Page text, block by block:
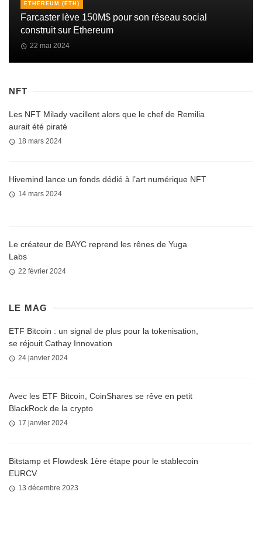
ETHEREUM (ETH)
Farcaster lève 150M$ pour son réseau social
construit sur Ethereum
22 mai 2024
NFT
Les NFT Milady vacillent alors que le chef de Remilia
aurait été piraté
18 mars 2024
Hivemind lance un fonds dédié à l’art numérique NFT
14 mars 2024
Le créateur de BAYC reprend les rênes de Yuga
Labs
22 février 2024
LE MAG
ETF Bitcoin : un signal de plus pour la tokenisation,
se réjouit Cathay Innovation
24 janvier 2024
Avec les ETF Bitcoin, CoinShares se rêve en petit
BlackRock de la crypto
17 janvier 2024
Bitstamp et Flowdesk 1ère étape pour le stablecoin
EURCV
13 décembre 2023